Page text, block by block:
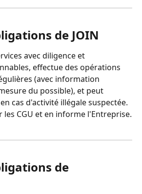
de JOIN
avec diligence et
effectue des opérations
(avec information
du possible), et peut
cas d'activité illégale suspectée.
les CGU et en informe l'Entreprise.
de